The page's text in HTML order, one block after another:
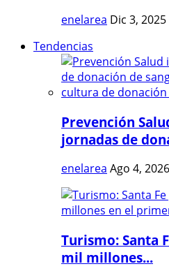
enelarea Dic 3, 2025
Tendencias
Prevención
jornadas de
enelarea Ago 4, 2026
Turismo: Santa
mil millones...